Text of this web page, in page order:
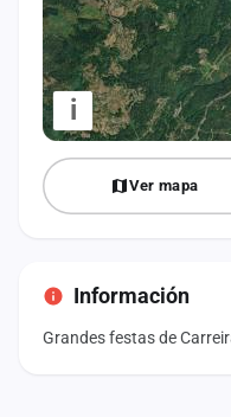
i
Ver mapa
Información
Grandes festas de